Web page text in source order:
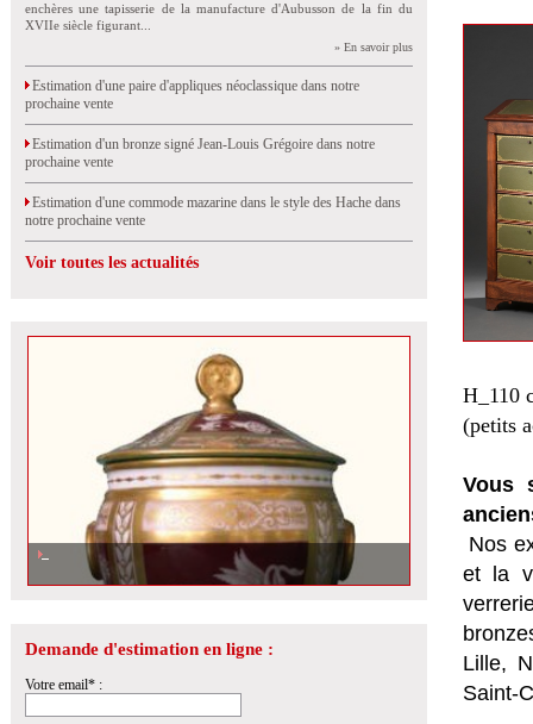
enchères une tapisserie de la manufacture d'Aubusson de la fin du
XVIIe siècle figurant...
» En savoir plus
Estimation d'une paire d'appliques néoclassique dans notre
prochaine vente
Estimation d'un bronze signé Jean-Louis Grégoire dans notre
prochaine vente
Estimation d'une commode mazarine dans le style des Hache dans
notre prochaine vente
Voir toutes les actualités
Demande d'estimation en ligne :
Votre email* :
H_110
(petits
Vous
Nos
et la
Lille,
Saint-